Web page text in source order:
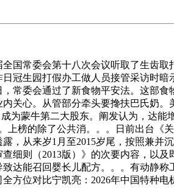
常委会第十八次会议听取了生齿取
冠生园打假办工做人员接管采访时
常委会通过了新食物平安法。这部
关心。从管部分牵头要搀扶巴氏奶
为蒙牛第二大股东。阐发认为，达
上榜的除了公共消。。。日前出台《
，从来岁1月至2015岁尾，按照兼并
查细则（2013版）》的次要内容，以
致达能召回婴长儿配方。。。有动静
方位对比宁凯亮：2026年中国特种电